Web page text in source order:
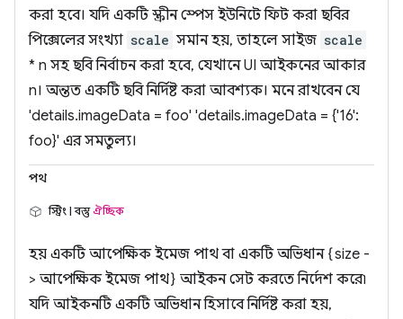
করা হবে। যদি একটি স্ক্রীন স্পেস ইউনিটে ফিট করা ছবির
পিক্সেলের সংখ্যা scale সমান হয়, তাহলে সাইজ scale
* n সহ ছবি নির্বাচন করা হবে, যেখানে UI আইকনের আকার
n। অন্তত একটি ছবি নির্দিষ্ট করা আবশ্যক। মনে রাখবেন যে
'details.imageData = foo' 'details.imageData = {'16':
foo}' এর সমতুল্য।
পথ
স্ট্রিং | বস্তুঐচ্ছিক
হয় একটি আপেক্ষিক ইমেজ পাথ বা একটি অভিধান {size -
> আপেক্ষিক ইমেজ পাথ} আইকন সেট করতে নির্দেশ করে৷
যদি আইকনটি একটি অভিধান হিসাবে নির্দিষ্ট করা হয়,